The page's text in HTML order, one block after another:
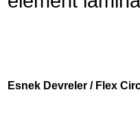
Esnek Devreler / Flex